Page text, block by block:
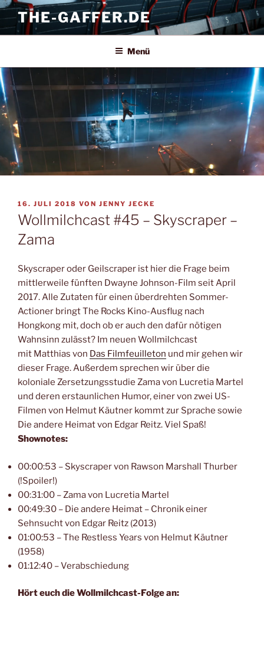
Zum
Inhalt
springen
THE-GAFFER.DE
Menü
VERÖFFENTLICHT
AM
16. JULI 2018 VON JENNY JECKE
Wollmilchcast #45 – Skyscraper –
Zama
Skyscraper oder Geilscraper ist hier die Frage beim
mittlerweile fünften Dwayne Johnson-Film seit April
2017. Alle Zutaten für einen überdrehten Sommer-
Actioner bringt The Rocks Kino-Ausflug nach
Hongkong mit, doch ob er auch den dafür nötigen
Wahnsinn zulässt? Im neuen Wollmilchcast
mit Matthias von Das Filmfeuilleton und mir gehen wir
dieser Frage. Außerdem sprechen wir über die
koloniale Zersetzungsstudie Zama von Lucretia Martel
und deren erstaunlichen Humor, einer von zwei US-
Filmen von Helmut Käutner kommt zur Sprache sowie
Die andere Heimat von Edgar Reitz. Viel Spaß!
Shownotes:
00:00:53 – Skyscraper von Rawson Marshall Thurber
(!Spoiler!)
00:31:00 – Zama von Lucretia Martel
00:49:30 – Die andere Heimat – Chronik einer
Sehnsucht von Edgar Reitz (2013)
01:00:53 – The Restless Years von Helmut Käutner
(1958)
01:12:40 – Verabschiedung
Hört euch die Wollmilchcast-Folge an: